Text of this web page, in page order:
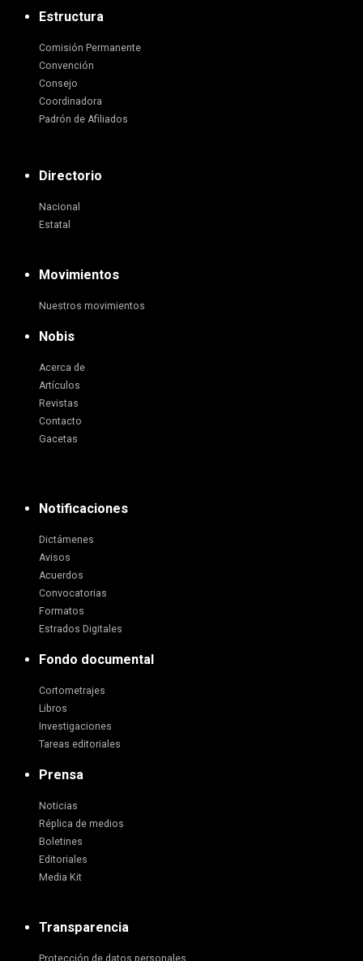
Estructura
Comisión Permanente
Convención
Consejo
Coordinadora
Padrón de Afiliados
Directorio
Nacional
Estatal
Movimientos
Nuestros movimientos
Nobis
Acerca de
Artículos
Revistas
Contacto
Gacetas
Notificaciones
Dictámenes
Avisos
Acuerdos
Convocatorias
Formatos
Estrados Digitales
Fondo documental
Cortometrajes
Libros
Investigaciones
Tareas editoriales
Prensa
Noticias
Réplica de medios
Boletines
Editoriales
Media Kit
Transparencia
Protección de datos personales